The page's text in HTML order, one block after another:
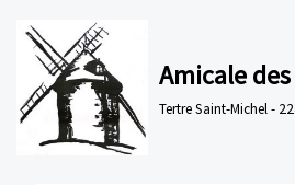
Aller
au
contenu
Amicale
Tertre Saint-Michel -